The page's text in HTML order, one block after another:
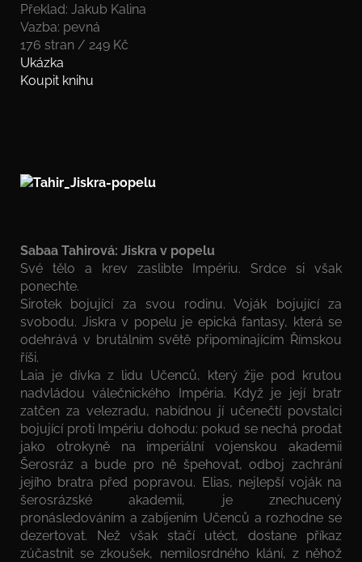
Překlad: Jakub Kalina
Vazba: pevná
176 stran / 249 Kč
Ukázka
Koupit knihu
Sabaa Tahirová: Jiskra v popelu
Své tělo a krev zaslibte Impériu. Srdce si však
ponechte.
Sirotek bojující za svou rodinu. Voják bojující za
svobodu. Jiskra v popelu je epická fantasy, která se
odehrává v brutálním světě připomínajícím Římskou
říši.
Laia je dívka z lidu Učenců, který žije pod krutou
nadvládou válečnického Impéria. Když je její bratr
zatčen za velezradu, nabídnou jí učenečtí povstalci
bojující proti Impériu dohodu: pokud se nechá prodat
jako otrokyně na imperiální vojenskou akademii
Šerosráz a bude pro ně špehovat, odboj zachrání
jejího bratra před popravou. Elias, nejlepší voják na
šerosrázské akademii, je znechucený
pronásledováním a zabíjením Učenců a rozhodne se
dezertovat. Než však stačí utéct, dostane příkaz
zúčastnit se zkoušek, nemilosrdného klání, z něhož